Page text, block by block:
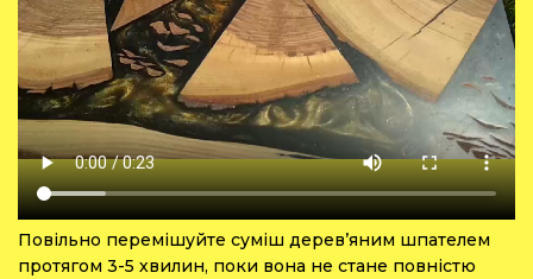
Повільно перемішуйте суміш дерев’яним шпателем
протягом 3-5 хвилин, поки вона не стане повністю